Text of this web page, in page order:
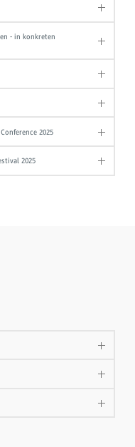
- in konkreten
2025
2025